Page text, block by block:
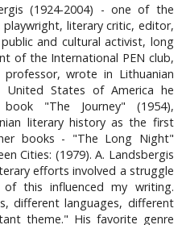
(1924-2004) - one of the
literary critic, editor,
and cultural activist, long
of the International PEN club,
professor, wrote in Lithuanian
United States of America he
"The Journey" (1954),
literary history as the first
books - "The Long Night"
Cities: (1979). A. Landsbergis
efforts involved a struggle
this influenced my writing.
different languages, different
theme." His favorite genre